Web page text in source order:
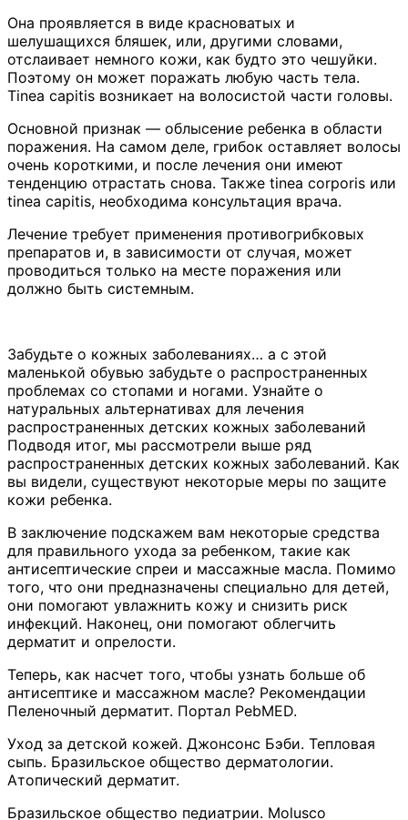
Она проявляется в виде красноватых и
шелушащихся бляшек, или, другими словами,
отслаивает немного кожи, как будто это чешуйки.
Поэтому он может поражать любую часть тела.
Tinea capitis возникает на волосистой части головы.
Основной признак — облысение ребенка в области
поражения. На самом деле, грибок оставляет волосы
очень короткими, и после лечения они имеют
тенденцию отрастать снова. Также tinea corporis или
tinea capitis, необходима консультация врача.
Лечение требует применения противогрибковых
препаратов и, в зависимости от случая, может
проводиться только на месте поражения или
должно быть системным.
Забудьте о кожных заболеваниях… а с этой
маленькой обувью забудьте о распространенных
проблемах со стопами и ногами. Узнайте о
натуральных альтернативах для лечения
распространенных детских кожных заболеваний
Подводя итог, мы рассмотрели выше ряд
распространенных детских кожных заболеваний. Как
вы видели, существуют некоторые меры по защите
кожи ребенка.
В заключение подскажем вам некоторые средства
для правильного ухода за ребенком, такие как
антисептические спреи и массажные масла. Помимо
того, что они предназначены специально для детей,
они помогают увлажнить кожу и снизить риск
инфекций. Наконец, они помогают облегчить
дерматит и опрелости.
Теперь, как насчет того, чтобы узнать больше об
антисептике и массажном масле? Рекомендации
Пеленочный дерматит. Портал PebMED.
Уход за детской кожей. Джонсонс Бэби. Тепловая
сыпь. Бразильское общество дерматологии.
Атопический дерматит.
Бразильское общество педиатрии. Molusco